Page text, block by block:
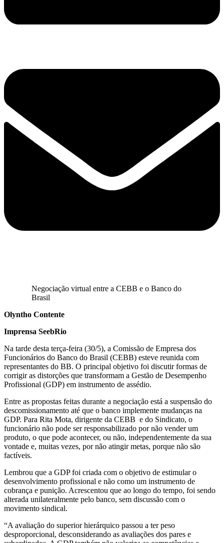
Negociação virtual entre a CEBB e o Banco do
Brasil
Olyntho Contente
Imprensa SeebRio
Na tarde desta terça-feira (30/5), a Comissão de Empresa dos
Funcionários do Banco do Brasil (CEBB) esteve reunida com
representantes do BB. O principal objetivo foi discutir formas de
corrigir as distorções que transformam a Gestão de Desempenho
Profissional (GDP) em instrumento de assédio.
Entre as propostas feitas durante a negociação está a suspensão do
descomissionamento até que o banco implemente mudanças na
GDP. Para Rita Mota, dirigente da CEBB e do Sindicato, o
funcionário não pode ser responsabilizado por não vender um
produto, o que pode acontecer, ou não, independentemente da sua
vontade e, muitas vezes, por não atingir metas, porque não são
factíveis.
Lembrou que a GDP foi criada com o objetivo de estimular o
desenvolvimento profissional e não como um instrumento de
cobrança e punição. Acrescentou que ao longo do tempo, foi sendo
alterada unilateralmente pelo banco, sem discussão com o
movimento sindical.
“A avaliação do superior hierárquico passou a ter peso
desproporcional, desconsiderando as avaliações dos pares e